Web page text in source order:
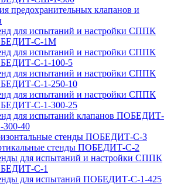
предохранительных клапанов и
для испытаний и настройки СППК
для испытаний и настройки СППК
для испытаний и настройки СППК
для испытаний и настройки СППК
С-1-300-25
для испытаний клапанов ПОБЕДИТ-
300-40
стенды ПОБЕДИТ‑С‑3
стенды ПОБЕДИТ‑С‑2
для испытаний и настройки СППК
для испытаний ПОБЕДИТ‑С‑1‑425